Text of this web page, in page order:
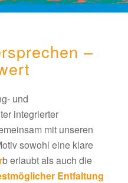
–
und
integrierter
mit unseren
sowohl eine klare
b erlaubt als auch die
Entfaltung